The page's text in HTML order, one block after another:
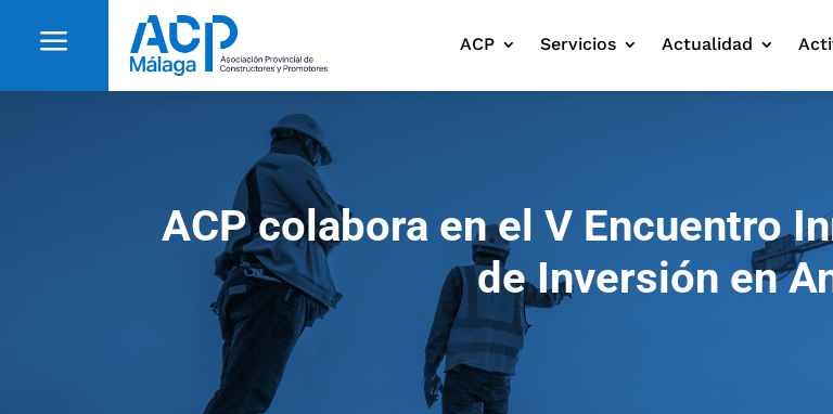
a ACP Servicios Actualidad
ACP colabora en el V Encuentro
de Inversión en